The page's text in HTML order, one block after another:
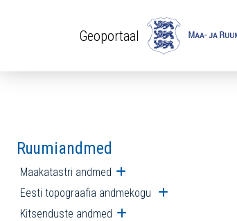
Geoportaal
Ruumiandmed
Maakatastri andmed Ava alammenüü
Eesti topograafia andmekogu Ava
Kitsenduste andmed Ava alammenüü